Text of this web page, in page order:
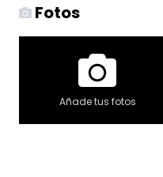
Fotos
Añade tus fotos